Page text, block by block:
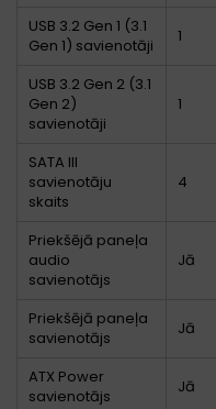
USB 3.2 Gen 1 (3.1
Gen 1) savienotāji
1
USB 3.2 Gen 2 (3.1
Gen 2)
savienotāji
1
SATA III
savienotāju
skaits
4
Priekšējā paneļa
audio
savienotājs
Jā
Priekšējā paneļa
savienotājs
Jā
ATX Power
savienotājs
Jā